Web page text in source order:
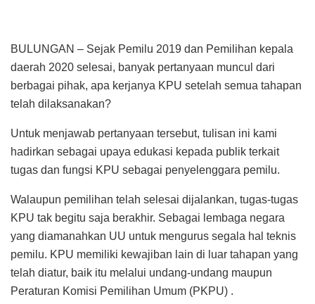
BULUNGAN – Sejak Pemilu 2019 dan Pemilihan kepala
daerah 2020 selesai, banyak pertanyaan muncul dari
berbagai pihak, apa kerjanya KPU setelah semua tahapan
telah dilaksanakan?
Untuk menjawab pertanyaan tersebut, tulisan ini kami
hadirkan sebagai upaya edukasi kepada publik terkait
tugas dan fungsi KPU sebagai penyelenggara pemilu.
Walaupun pemilihan telah selesai dijalankan, tugas-tugas
KPU tak begitu saja berakhir. Sebagai lembaga negara
yang diamanahkan UU untuk mengurus segala hal teknis
pemilu. KPU memiliki kewajiban lain di luar tahapan yang
telah diatur, baik itu melalui undang-undang maupun
Peraturan Komisi Pemilihan Umum (PKPU) .